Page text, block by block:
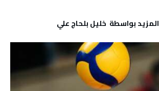
‫‫المزيد بواسطة‬ ‬ خليل‭ ‬بلحاج‭ ‬علي